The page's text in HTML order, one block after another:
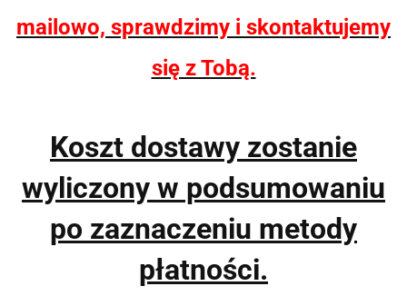
mailowo, sprawdzimy i skontaktujemy
się z Tobą.
Koszt dostawy zostanie
wyliczony w podsumowaniu
po zaznaczeniu metody
płatności.